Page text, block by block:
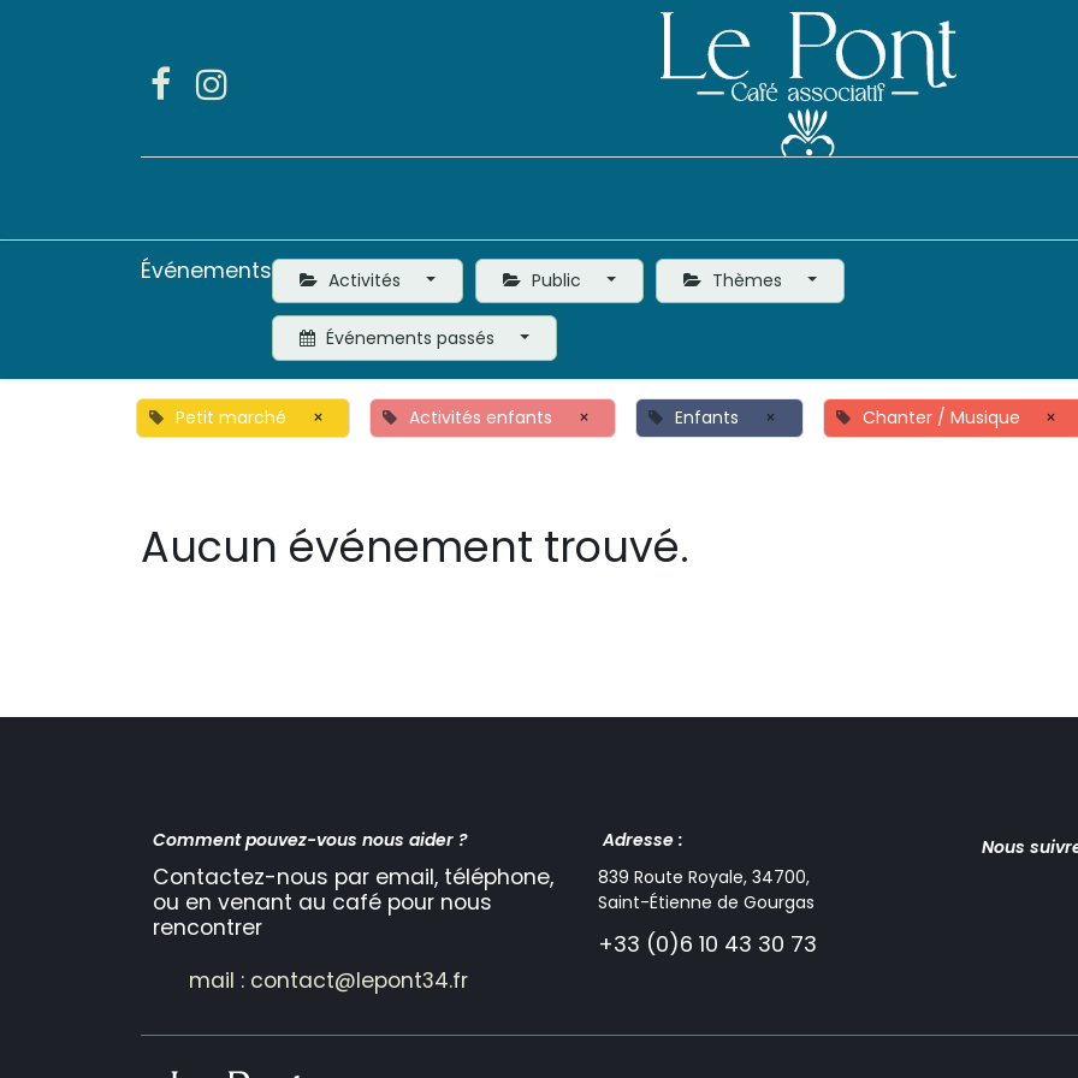
Événements Activités Public Thèmes
Événements passés
Petit marché × Activités enfants × Enfants × Chanter / Musique ×
Aucun événement trouvé.
Nous
Adresse :
839 Route Royale, 34700,
Saint-Étienne de Gourgas
+33 (0)6 10 43 30 73
Comment pouvez-vous nous aider ?
Contactez-nous par email, téléphone,
ou en venant au café pour nous
rencontrer
mail : contact@lepont34.fr​​​​​​